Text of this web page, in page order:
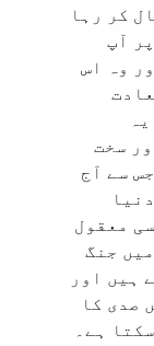
کر رہا
آپ
وہ اس
سخت
سے آج
معقول
جنگ
ہیں اور
صدی کا
ہے۔